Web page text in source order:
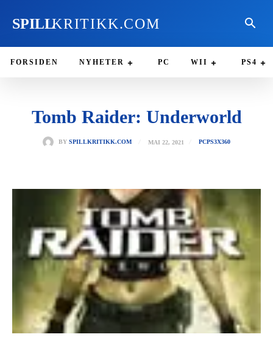
SPILLKRITIKK.COM
FORSIDEN NYHETER PC WII PS4
Tomb Raider: Underworld
BY SPILLKRITIKK.COM MAI 22, 2021 PCPS3X360